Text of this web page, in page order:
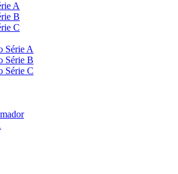
A
B
C
Série A
Série B
Série C